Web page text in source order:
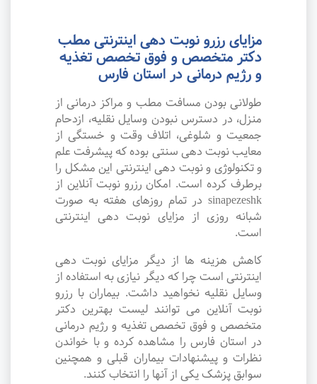
مزایای رزرو نوبت دهی اینترنتی مطب
دکتر متخصص و فوق تخصص تغذیه
و رژیم درمانی در استان فارس
طولانی بودن مسافت مطب و مراکز درمانی از
منزل، در دسترس نبودن وسایل نقلیه، ازدحام
جمعیت و شلوغی، اتلاف وقت و خستگی از
معایب نوبت دهی سنتی بوده که پیشرفت علم
و تکنولوژی و نوبت دهی اینترنتی این مشکل را
برطرف کرده است. امکان رزرو نوبت آنلاین از
sinapezeshk در تمام روزهای هفته به صورت
شبانه روزی از مزایای نوبت دهی اینترنتی
است.
کاهش هزینه ها از دیگر مزایای نوبت دهی
اینترنتی است چرا که دیگر نیازی به استفاده از
وسایل نقلیه نخواهید داشت. بیماران با رزرو
نوبت آنلاین می توانند لیست بهترین دکتر
متخصص و فوق تخصص تغذیه و رژیم درمانی
در استان فارس را مشاهده کرده و با خواندن
نظرات و پیشنهادات بیماران قبلی و همچنین
سوابق پزشک یکی از آنها را انتخاب کنند.